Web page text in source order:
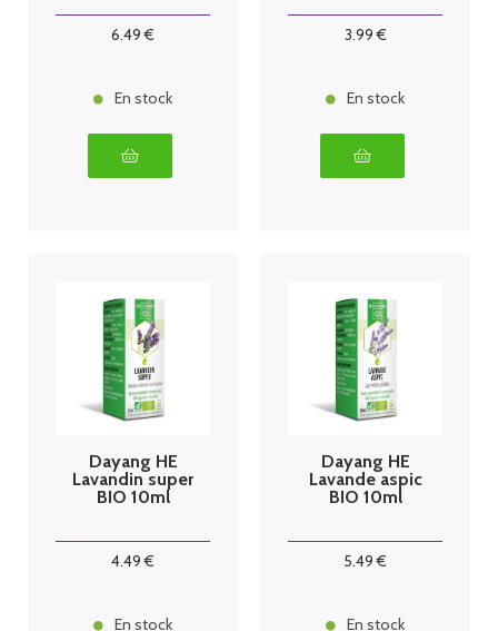
6.49 €
En stock
3.99€
En stock
Dayang HE
Lavandin super
BIO 10ml
4.49 €
En stock
Dayang HE
Lavande aspic
BIO 10ml
5.49 €
En stock